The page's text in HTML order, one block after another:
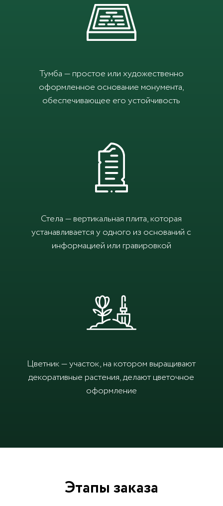
Тумба — простое или художественно
оформленное основание монумента,
обеспечивающее его устойчивость
Стела — вертикальная плита, которая
устанавливается у одного из оснований с
информацией или гравировкой
Цветник — участок, на котором выращивают
декоративные растения, делают цветочное
оформление
Этапы заказа